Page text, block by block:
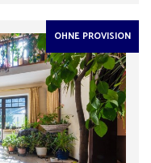
OHNE PROVISION